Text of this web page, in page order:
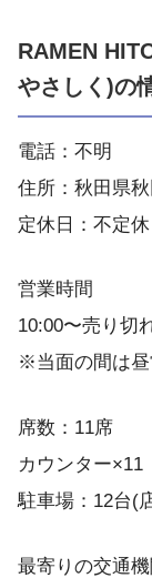
RAMEN
やさしく)の
電話：不明
住所：秋田県
定休日：不定休
営業時間
10:00〜売り切
※当面の間は昼
席数：11席
カウンター×11
駐車場：12台(
最寄りの交通